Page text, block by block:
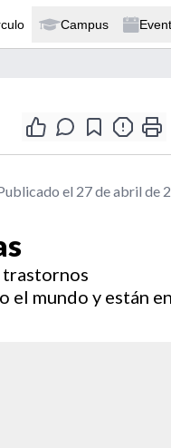
Campus
el 27 de abril de
trastornos
el mundo y están